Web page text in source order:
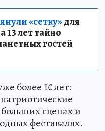
«сетку»для
13 лет тайно
гостей
более 10 лет:
сценах и
фестивалях.